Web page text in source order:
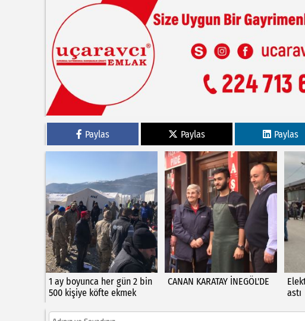
Paylas Paylas Paylas
1 ay boyunca her gün 2 bin
500 kişiye köfte ekmek
CANAN KARATAY İNEGÖL'DE
astı